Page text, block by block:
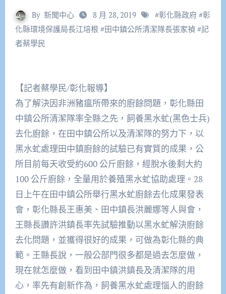
By 新聞中心 8 月 28, 2019 #彰化縣政府 #彰
化縣環境保護局長江培根 #田中鎮公所清潔隊長張家禎#記
者蔡學民
【記者蔡學民/彰化報導】
為了解決因非洲豬瘟所帶來的廚餘問題，彰化縣田
中鎮公所清潔隊率全縣之先，飼養黑水虻(黑色士兵)
去化廚餘，在田中鎮公所以及清潔隊的努力下，以
黑水虻處理田中鎮廚餘的試驗已有實質的成果，公
所目前每天收受約600 公斤廚餘，經脫水後剩大約
100 公斤廚餘，全量用於養殖黑水虻協助處理。28
日上午在田中鎮公所舉行黑水虻廚餘去化成果發表
會，彰化縣長王惠美、田中鎮長洪麗娜等人與會，
王縣長讚許洪鎮長率先試驗推動以黑水虻解決廚餘
去化問題，並獲得很好的成果，可做為彰化縣的典
範。王縣長說，一般公部門很多都是過去怎麼做，
現在就怎麼做，看到田中鎮洪鎮長及清潔隊的用
心，率先有創新作為，飼養黑水虻處理惱人的廚餘